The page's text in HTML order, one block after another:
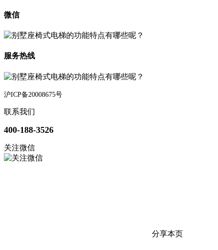
微信
服务热线
沪ICP备20008675号
联系我们
400-188-3526
关注微信
分享本页